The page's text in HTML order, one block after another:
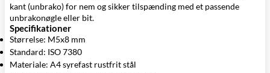
kant (unbrako) for nem og sikker tilspænding med et passende
unbrakonøgle eller bit.
Specifikationer
Størrelse: M5x8 mm
Standard: ISO 7380
Materiale: A4 syrefast rustfrit stål